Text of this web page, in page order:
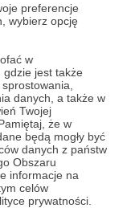
preferencje
wybierz opcję
w
gdzie jest także
danych, a także w
Twojej
że w
będą mogły być
danych z państw
Obszaru
informacje na
celów
prywatności.
Krypty już teraz!